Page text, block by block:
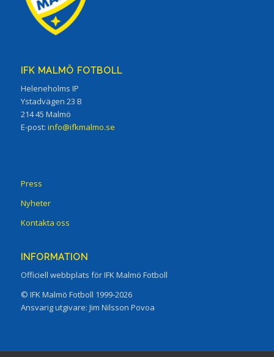
IFK MALMÖ FOTBOLL
Heleneholms IP
Ystadvägen 23 B
214 45 Malmö
E-post: info@ifkmalmo.se
Press
Nyheter
Kontakta oss
INFORMATION
Officiell webbplats för IFK Malmö Fotboll
© IFK Malmö Fotboll 1999-2026
Ansvarig utgivare: Jim Nilsson Povoa